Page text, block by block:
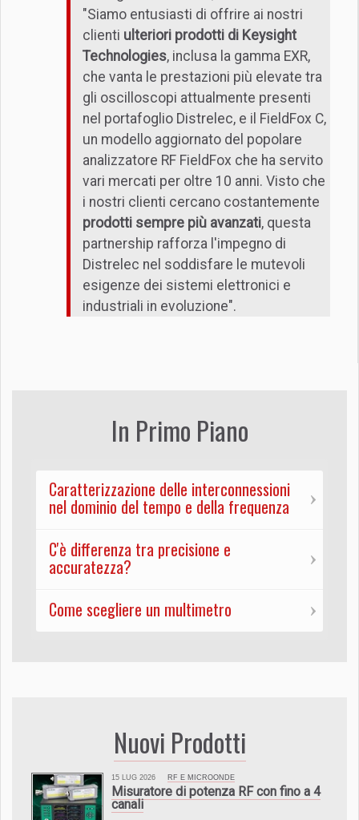
"Siamo entusiasti di offrire ai nostri
clienti ulteriori prodotti di Keysight
Technologies, inclusa la gamma EXR,
che vanta le prestazioni più elevate tra
gli oscilloscopi attualmente presenti
nel portafoglio Distrelec, e il FieldFox C,
un modello aggiornato del popolare
analizzatore RF FieldFox che ha servito
vari mercati per oltre 10 anni. Visto che
i nostri clienti cercano costantemente
prodotti sempre più avanzati, questa
partnership rafforza l'impegno di
Distrelec nel soddisfare le mutevoli
esigenze dei sistemi elettronici e
industriali in evoluzione".
In Primo Piano
Caratterizzazione delle interconnessioni
nel dominio del tempo e della frequenza
C'è differenza tra precisione e
accuratezza?
Come scegliere un multimetro
Nuovi Prodotti
15 LUG 2026 RF E MICROONDE
Misuratore di potenza RF con fino a 4
canali